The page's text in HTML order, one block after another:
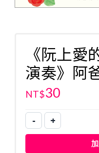
《阮上愛
演奏》阿
NT$30
-
《阮
上
愛
+